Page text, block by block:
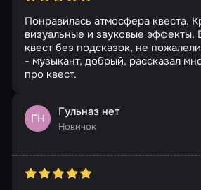
Понравилась атмосфера квеста.
визуальные и звуковые эффекты.
квест без подсказок, не
- музыкант, добрый, рассказал
про квест.
ГН Гульназ нет
Новичок